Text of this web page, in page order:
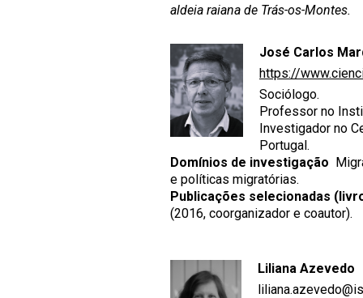
aldeia raiana de Trás-os-Montes.
José Carlos
https://
Sociólogo.
Professor no
Investigador no
Portugal.
Domínios de investigação
e políticas migratórias.
Publicações selecionadas
(2016, coorganizador e coautor).
Liliana Azevedo